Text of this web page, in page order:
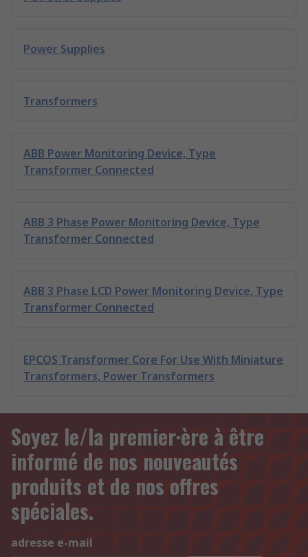
Power Supplies
Transformers
ABB Power Monitoring Device, Type
Transformer Connected
ABB 3 Phase Power Monitoring Device, Type
Transformer Connected
ABB 3 Phase LCD Power Monitoring Device, Type
Transformer Connected
EPCOS Transformer Core For Use With Miniature
Transformers, Power Transformers
Soyez le/la premier·ère à être
informé de nos nouveautés
produits et de nos offres
spéciales.
adresse e-mail